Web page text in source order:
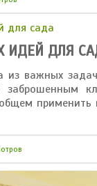
ИДЕЙ ДЛЯ
из важных
применить